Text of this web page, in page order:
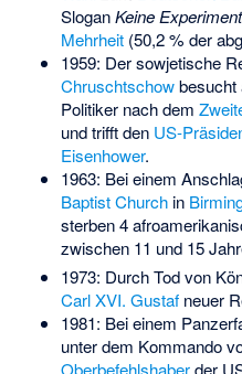
SloganKeine
Mehrheit(50,2 % der
1959: Der sowjetische
Chruschtschowbesucht
Politiker nach dem
und trifft den US-
Eisenhower.
1963: Bei einem
Baptist Churchin
sterben 4
zwischen 11 und 15
1973: Durch Tod von
Carl XVI. Gustafneuer
1981: Bei einem
unter dem Kommando
Oberbefehlshaberder